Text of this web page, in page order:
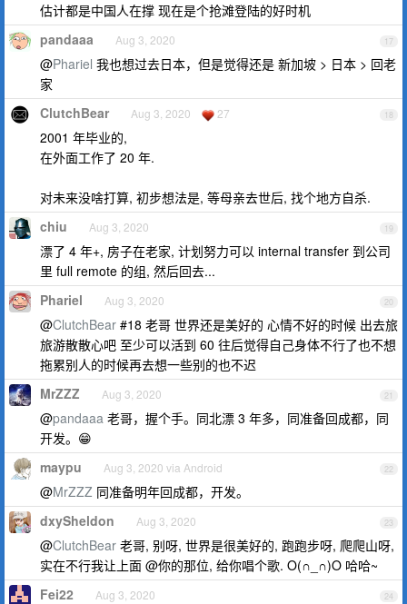
估计都是中国人在撑 现在是个抢滩登陆的好时机
17
pandaaa Aug 3, 2020
@Phariel 我也想过去日本，但是觉得还是 新加坡 > 日本 > 回老
家
18
ClutchBear Aug 3, 2020 27
2001 年毕业的,
在外面工作了 20 年.
对未来没啥打算, 初步想法是, 等母亲去世后, 找个地方自杀.
19
chiu Aug 3, 2020
漂了 4 年+, 房子在老家, 计划努力可以 internal transfer 到公司
里 full remote 的组, 然后回去...
20
Phariel Aug 3, 2020
@ClutchBear #18 老哥 世界还是美好的 心情不好的时候 出去旅
旅游散散心吧 至少可以活到 60 往后觉得自己身体不行了也不想
拖累别人的时候再去想一些别的也不迟
21
MrZZZ Aug 3, 2020
@pandaaa 老哥，握个手。同北漂 3 年多，同准备回成都，同
开发。😁
22
maypu Aug 3, 2020 via Android
@MrZZZ 同准备明年回成都，开发。
23
dxySheldon Aug 3, 2020
@ClutchBear 老哥, 别呀, 世界是很美好的, 跑跑步呀, 爬爬山呀,
实在不行我让上面 @你的那位, 给你唱个歌. O(∩_∩)O 哈哈~
24
Fei22 Aug 3, 2020